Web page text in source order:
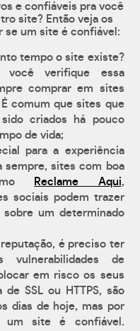
e confiáveis pra você
site? Então veja os
se um site é confiável:
tempo o site existe?
você verifique essa
comprar em sites
comum que sites que
criados há pouco
de vida;
para a experiência
sempre, sites com boa
Reclame Aqui,
sociais podem trazer
um determinado
é preciso ter
vulnerabilidades de
em risco os seus
de SSL ou HTTPS, são
dias de hoje, mas por
um site é confiável.